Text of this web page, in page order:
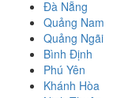
Đà Nẵng
Quảng Nam
Quảng Ngãi
Bình Định
Phú Yên
Khánh Hòa